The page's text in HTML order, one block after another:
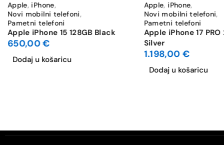
Dual SIM
GPS
Apple, iPhone,
Novi mobilni telefoni,
Pametni telefoni
Apple iPhone 15 128GB Black
650,00€
Dodaj u košaricu
Apple, iPhone,
Novi mobilni telefoni,
Pametni telefoni
Apple iPhone 17 PRO
Silver
1.198,00€
Dodaj u košaricu